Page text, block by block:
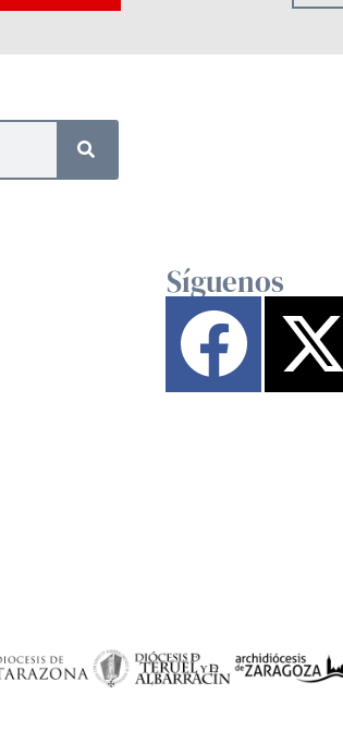
Síguenos